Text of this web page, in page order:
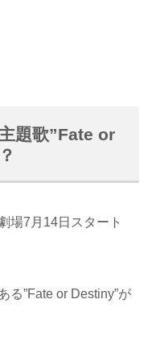
題歌”Fate or
る”Fate or Destiny”が